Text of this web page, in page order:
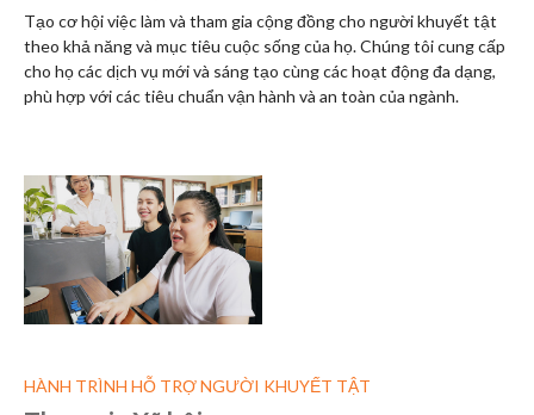
Tạo cơ hội việc làm và tham gia cộng đồng cho người khuyết tật
theo khả năng và mục tiêu cuộc sống của họ. Chúng tôi cung cấp
cho họ các dịch vụ mới và sáng tạo cùng các hoạt động đa dạng,
phù hợp với các tiêu chuẩn vận hành và an toàn của ngành.
HÀNH TRÌNH HỖ TRỢ NGƯỜI KHUYẾT TẬT